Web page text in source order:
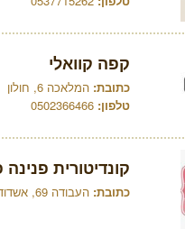
קפה קוואלי
כתובת: המלאכה 6, חולון
טלפון: 0502366466
קונדיטורית
כתובת: העבודה 69, אשדוד